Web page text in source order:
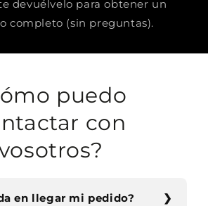
devuélvelo para obtener un
completo (sin preguntas).
puedo
con
en llegar mi pedido?